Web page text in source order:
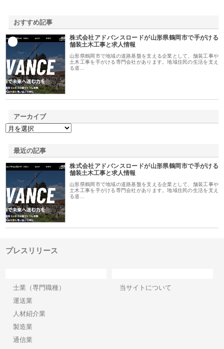
おすすめ記事
株式会社アドバンスロードが山形県鶴岡市で手がける
舗装土木工事と求人情報
山形県鶴岡市で地域の道路基盤を支える企業として、舗装工事や
土木工事を手がける専門会社があります。地域住民の生活を支え
る道…
アーカイブ
最近の記事
株式会社アドバンスロードが山形県鶴岡市で手がける
舗装土木工事と求人情報
山形県鶴岡市で地域の道路基盤を支える企業として、舗装工事や
土木工事を手がける専門会社があります。地域住民の生活を支え
る道…
プレスリリース
士業（専門職種）
運送業
人材紹介業
製造業
通信業
当サイトについて